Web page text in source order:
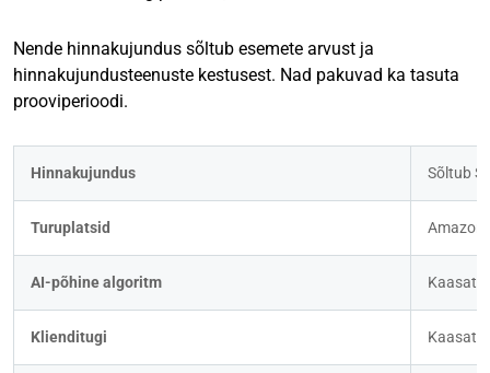
Nende hinnakujundus sõltub esemete arvust ja
hinnakujundusteenuste kestusest. Nad pakuvad ka tasuta
prooviperioodi.
Hinnakujundus Sõltub
Turuplatsid Amazon
AI-põhine algoritm
Klienditugi